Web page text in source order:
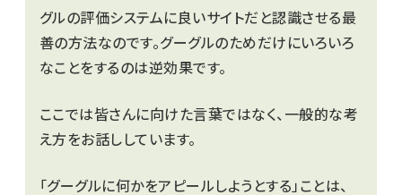
グルの評価システムに良いサイトだと認識させる最
善の方法なのです。グーグルのためだけにいろいろ
なことをするのは逆効果です。
ここでは皆さんに向けた言葉ではなく、一般的な考
え方をお話ししています。
「グーグルに何かをアピールしようとする」ことは、